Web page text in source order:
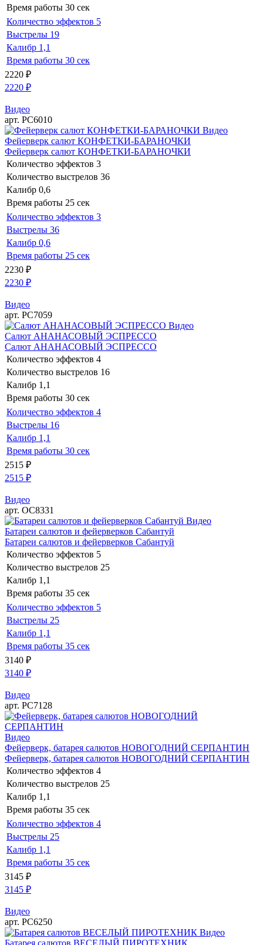
Время работы 30 сек
Количество эффектов 5
Выстрелы 19
Калибр 1,1
Время работы 30 сек
2220 ₽
2220 ₽
Видео
арт. РС6010
Видео
Фейерверк салют КОНФЕТКИ-БАРАНОЧКИ
Фейерверк салют КОНФЕТКИ-БАРАНОЧКИ
Количество эффектов 3
Количество выстрелов 36
Калибр 0,6
Время работы 25 сек
Количество эффектов 3
Выстрелы 36
Калибр 0,6
Время работы 25 сек
2230 ₽
2230 ₽
Видео
арт. РС7059
Видео
Салют АНАНАСОВЫЙ ЭСПРЕССО
Салют АНАНАСОВЫЙ ЭСПРЕССО
Количество эффектов 4
Количество выстрелов 16
Калибр 1,1
Время работы 30 сек
Количество эффектов 4
Выстрелы 16
Калибр 1,1
Время работы 30 сек
2515 ₽
2515 ₽
Видео
арт. ОС8331
Видео
Батареи салютов и фейерверков Сабантуй
Батареи салютов и фейерверков Сабантуй
Количество эффектов 5
Количество выстрелов 25
Калибр 1,1
Время работы 35 сек
Количество эффектов 5
Выстрелы 25
Калибр 1,1
Время работы 35 сек
3140 ₽
3140 ₽
Видео
арт. РС7128
Видео
Фейерверк, батарея салютов НОВОГОДНИЙ СЕРПАНТИН
Фейерверк, батарея салютов НОВОГОДНИЙ СЕРПАНТИН
Количество эффектов 4
Количество выстрелов 25
Калибр 1,1
Время работы 35 сек
Количество эффектов 4
Выстрелы 25
Калибр 1,1
Время работы 35 сек
3145 ₽
3145 ₽
Видео
арт. РС6250
Видео
Батарея салютов ВЕСЕЛЫЙ ПИРОТЕХНИК